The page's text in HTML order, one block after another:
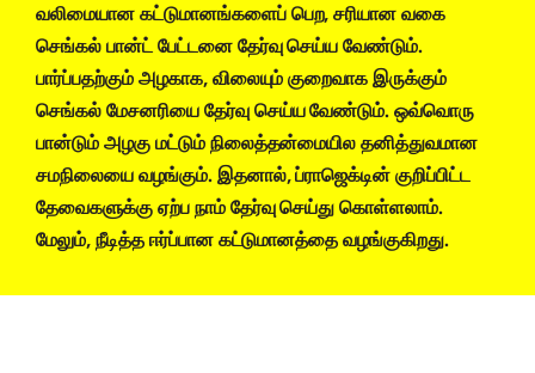
வலிமையான கட்டுமானங்களைப் பெற, சரியான வகை
செங்கல் பான்ட் பேட்டனை தேர்வு செய்ய வேண்டும்.
பார்ப்பதற்கும் அழகாக, விலையும் குறைவாக இருக்கும்
செங்கல் மேசனரியை தேர்வு செய்ய வேண்டும். ஒவ்வொரு
பான்டும் அழகு மட்டும் நிலைத்தன்மையில தனித்துவமான
சமநிலையை வழங்கும். இதனால், ப்ராஜெக்டின் குறிப்பிட்ட
தேவைகளுக்கு ஏற்ப நாம் தேர்வு செய்து கொள்ளலாம்.
மேலும், நீடித்த ஈர்ப்பான கட்டுமானத்தை வழங்குகிறது.